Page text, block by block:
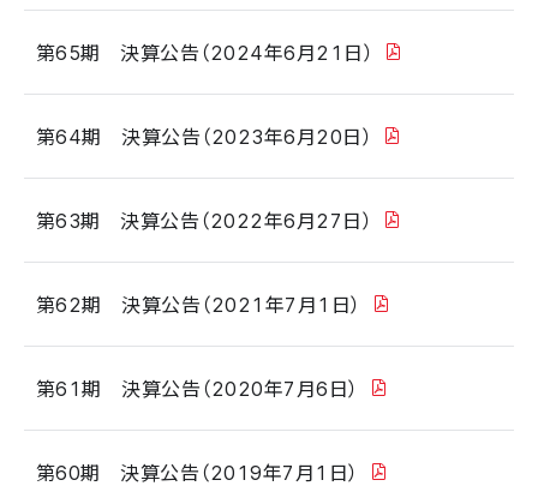
第65期 決算公告（2024年6月21日）
第64期 決算公告（2023年6月20日）
第63期 決算公告（2022年6月27日）
第62期 決算公告（2021年7月1日）
第61期 決算公告（2020年7月6日）
第60期 決算公告（2019年7月1日）